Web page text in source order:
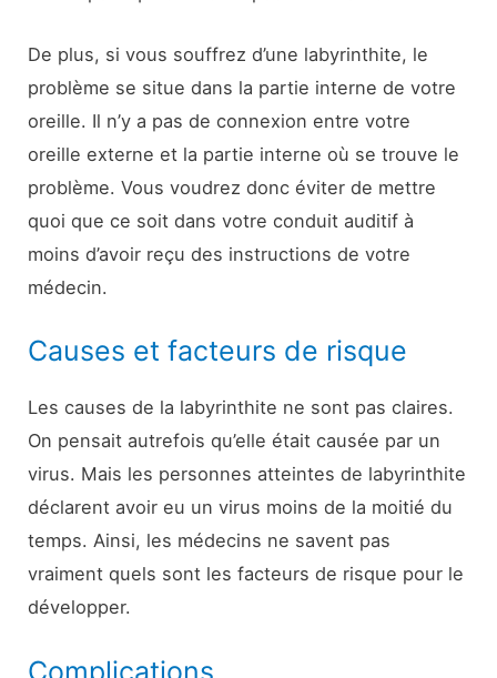
De plus, si vous souffrez d’une labyrinthite, le
problème se situe dans la partie interne de votre
oreille. Il n’y a pas de connexion entre votre
oreille externe et la partie interne où se trouve le
problème. Vous voudrez donc éviter de mettre
quoi que ce soit dans votre conduit auditif à
moins d’avoir reçu des instructions de votre
médecin.
Causes et facteurs de risque
Les causes de la labyrinthite ne sont pas claires.
On pensait autrefois qu’elle était causée par un
virus. Mais les personnes atteintes de labyrinthite
déclarent avoir eu un virus moins de la moitié du
temps. Ainsi, les médecins ne savent pas
vraiment quels sont les facteurs de risque pour le
développer.
Complications